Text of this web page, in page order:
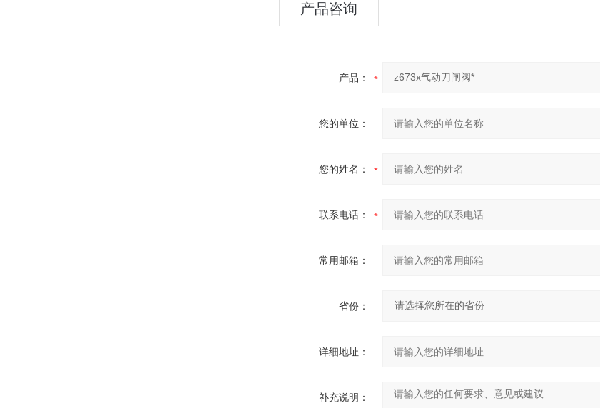
产品咨询
产品：
您的单位：
您的姓名：
联系电话：
常用邮箱：
省份：
详细地址：
补充说明：